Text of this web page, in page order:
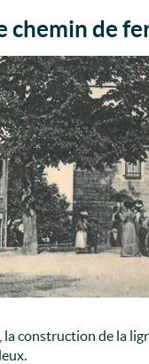
chemin de
construction de la